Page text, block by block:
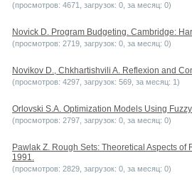
(просмотров: 4671, загрузок: 0, за месяц: 0)
Novick D. Program Budgeting. Cambridge:
(просмотров: 2719, загрузок: 0, за месяц: 0)
Novikov D., Chkhartishvili A. Reflexion and
(просмотров: 4297, загрузок: 569, за месяц: 1)
Orlovski S.A. Optimization Models Using
(просмотров: 2797, загрузок: 0, за месяц: 0)
Pawlak Z. Rough Sets: Theoretical Aspects
1991.
(просмотров: 2829, загрузок: 0, за месяц: 0)